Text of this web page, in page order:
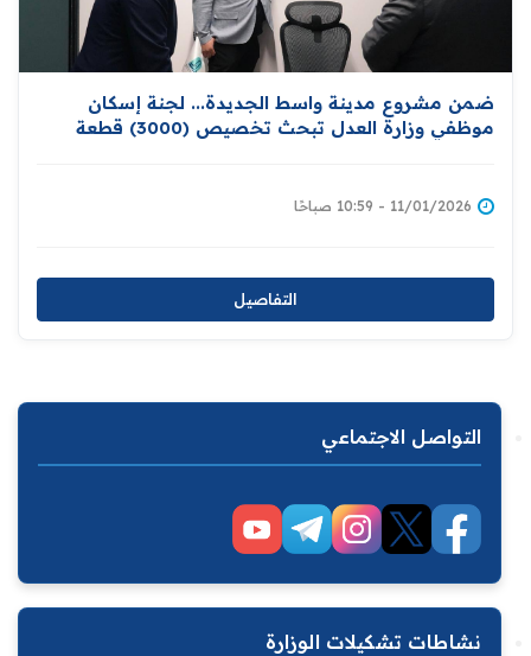
ضمن مشروع مدينة واسط الجديدة... لجنة إسكان
موظفي وزارة العدل تبحث تخصيص (3000) قطعة
11/01/2026 - 10:59 صباحًا
التفاصيل
التواصل الاجتماعي
نشاطات تشكيلات الوزارة